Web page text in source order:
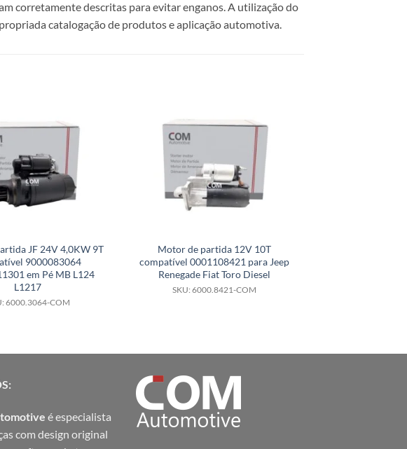
corretamente descritas para evitar enganos. A utilização do
catalogação de produtos e aplicação automotiva.
JF 24V 4,0KW 9T
9000083064
em Pé MB L124
L1217
6000.3064-COM
Motor de partida 12V 10T
compatível 0001108421 para Jeep
Renegade Fiat Toro Diesel
SKU: 6000.8421-COM
é especialista
com design original